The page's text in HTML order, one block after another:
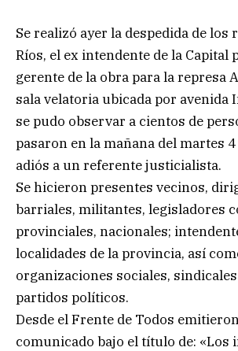
Se realizó ayer la despedida de los
Ríos, el ex intendente de la Capital
gerente de la obra para la represa
sala velatoria ubicada por avenida
se pudo observar a cientos de
pasaron en la mañana del martes
adiós a un referente justicialista.
Se hicieron presentes vecinos,
barriales, militantes, legisladores
provinciales, nacionales;
localidades de la provincia, así
organizaciones sociales,
partidos políticos.
Desde el Frente de Todos
comunicado bajo el título de: «Los